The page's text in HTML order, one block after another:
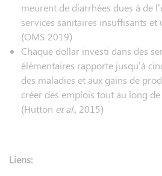
meurent de diarrhées dues à de
services sanitaires insuffisants et
(OMS 2019)
Chaque dollar investi dans des
élémentaires rapporte jusqu’à
des maladies et aux gains de
créer des emplois tout au long
(Hutton et al., 2015)
Liens: